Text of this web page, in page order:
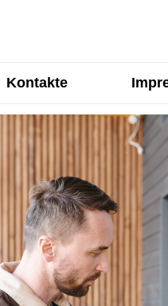
Kontakte